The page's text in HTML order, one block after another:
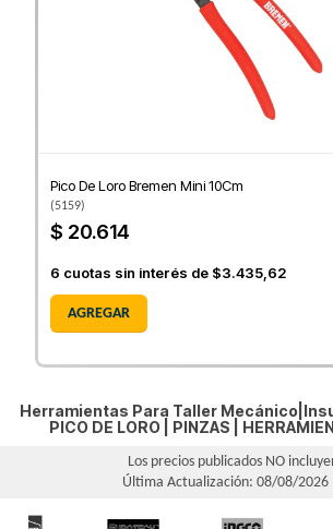
Pico De Loro Bremen Mini 10Cm
(5159)
$ 20.614
6 cuotas sin interés de $3.435,62
AGREGAR
Herramientas Para Taller
PICO DE LORO
PINZAS
Los precios publicados NO
Última Actualización: 08/08/2026